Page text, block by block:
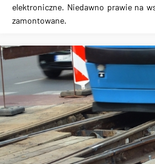
elektroniczne. Niedawno prawie na
zamontowane.